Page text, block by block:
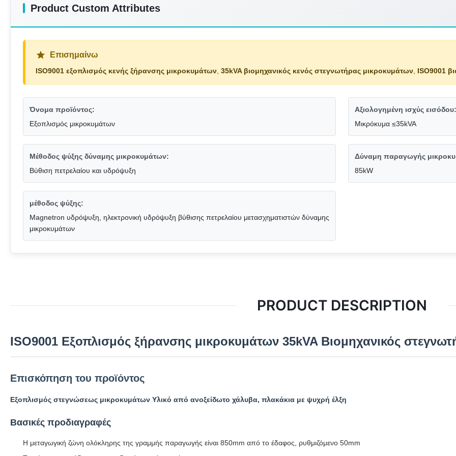
Product Custom Attributes
Επισημαίνω
ISO9001 εξοπλισμός κενής ξήρανσης μικροκυμάτων 35kVA βιομηχανικός κενός στεγνωτήρας μικροκυμάτων ISO9001
Όνομα προϊόντος:
Εξοπλισμός μικροκυμάτων
Αξιολογημένη ισχύς εισόδου:
Μικρόκυμα ≤35kVA
Μέθοδος ψύξης δύναμης μικροκυμάτων:
Βύθιση πετρελαίου και υδρόψυξη
Δύναμη παραγωγής
85kW
μέθοδος ψύξης:
Magnetron υδρόψυξη, ηλεκτρονική υδρόψυξη βύθισης πετρελαίου μετασχηματιστών δύναμης
μικροκυμάτων
PRODUCT DESCRIPTION
ISO9001 Εξοπλισμός ξήρανσης μικροκυμάτων 35kVA Βιομηχανικός
Επισκόπηση του προϊόντος
Εξοπλισμός στεγνώσεως μικροκυμάτων Υλικό από ανοξείδωτο χάλυβα, πλακάκια με ψυχρή έλξη
Βασικές προδιαγραφές
Η μεταγωγική ζώνη ολόκληρης της γραμμής παραγωγής είναι 850mm από το έδαφος, ρυθμιζόμενο 50mm